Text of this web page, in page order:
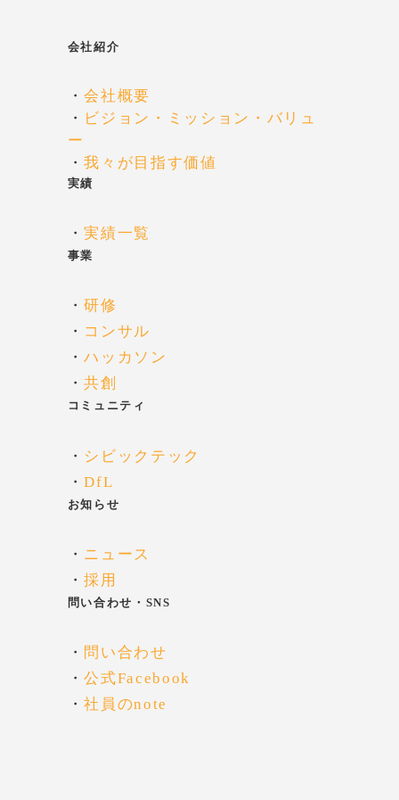
会社紹介
・会社概要
・ ビジョン・ミッション・バリュ
ー
・我々が目指す価値
実績
・実績一覧
事業
・研修
・ コンサル
・ハッカソン
・共創
コミュニティ
・ シビックテック
・DfL
お知らせ
・ ニュース
・採用
問い合わせ・SNS
・ 問い合わせ
・公式Facebook
・社員のnote